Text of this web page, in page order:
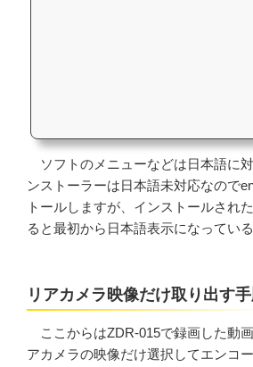
ソフトのメニューなどは日本語に
ンストーラーは日本語未対応なので
トールしますが、インストールされ
ると最初から日本語表示になってい
リアカメラ映像だけ取り出す
ここからはZDR-015で録画した動
アカメラの映像だけ選択してエンコ